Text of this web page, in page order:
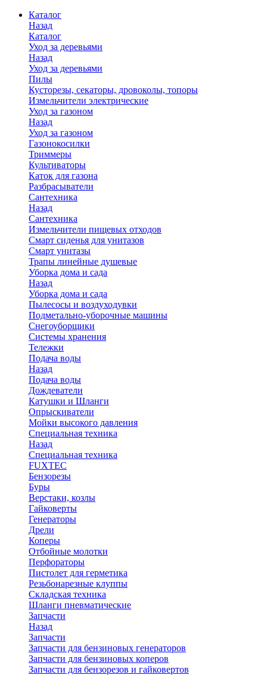
Каталог
Назад
Каталог
Уход за деревьями
Назад
Уход за деревьями
Пилы
Кусторезы, секаторы, дровоколы, топоры
Измельчители электрические
Уход за газоном
Назад
Уход за газоном
Газонокосилки
Триммеры
Культиваторы
Каток для газона
Разбрасыватели
Сантехника
Назад
Сантехника
Измельчители пищевых отходов
Смарт сиденья для унитазов
Смарт унитазы
Трапы линейные душевые
Уборка дома и сада
Назад
Уборка дома и сада
Пылесосы и воздуходувки
Подметально-уборочные машины
Снегоуборщики
Системы хранения
Тележки
Подача воды
Назад
Подача воды
Дождеватели
Катушки и Шланги
Опрыскиватели
Мойки высокого давления
Специальная техника
Назад
Специальная техника
FUXTEC
Бензорезы
Буры
Верстаки, козлы
Гайковерты
Генераторы
Дрели
Коперы
Отбойные молотки
Перфораторы
Пистолет для герметика
Резьбонарезные клуппы
Складская техника
Шланги пневматические
Запчасти
Назад
Запчасти
Запчасти для бензиновых генераторов
Запчасти для бензиновых коперов
Запчасти для бензорезов и гайковертов